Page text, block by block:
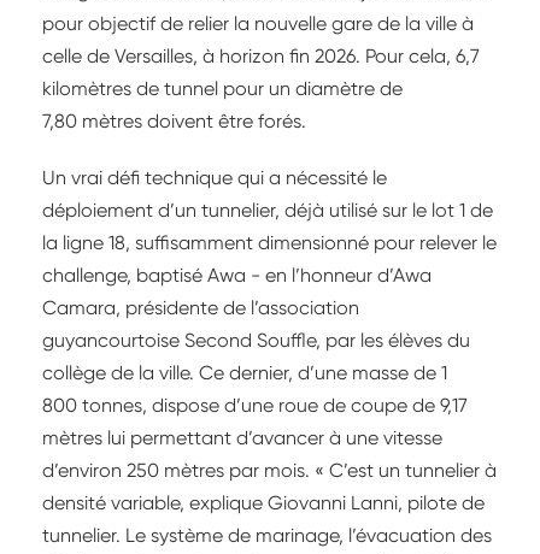
pour objectif de relier la nouvelle gare de la ville à
celle de Versailles, à horizon fin 2026. Pour cela, 6,7
kilomètres de tunnel pour un diamètre de
7,80 mètres doivent être forés.
Un vrai défi technique qui a nécessité le
déploiement d’un tunnelier, déjà utilisé sur le lot 1 de
la ligne 18, suffisamment dimensionné pour relever le
challenge, baptisé Awa - en l’honneur d’Awa
Camara, présidente de l’association
guyancourtoise Second Souffle, par les élèves du
collège de la ville. Ce dernier, d’une masse de 1
800 tonnes, dispose d’une roue de coupe de 9,17
mètres lui permettant d’avancer à une vitesse
d’environ 250 mètres par mois. « C’est un tunnelier à
densité variable, explique Giovanni Lanni, pilote de
tunnelier. Le système de marinage, l’évacuation des